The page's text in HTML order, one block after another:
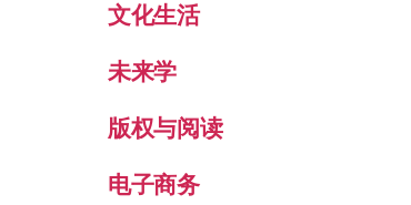
文化生活
未来学
版权与阅读
电子商务